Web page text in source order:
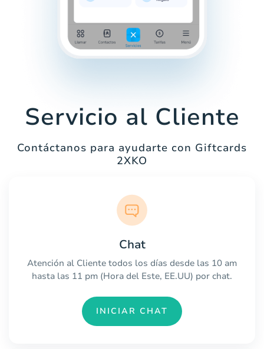
Servicio al Cliente
Contáctanos para ayudarte con Giftcards
2XKO
Chat
Atención al Cliente todos los días desde las 10 am
hasta las 11 pm (Hora del Este, EE.UU) por chat.
INICIAR CHAT